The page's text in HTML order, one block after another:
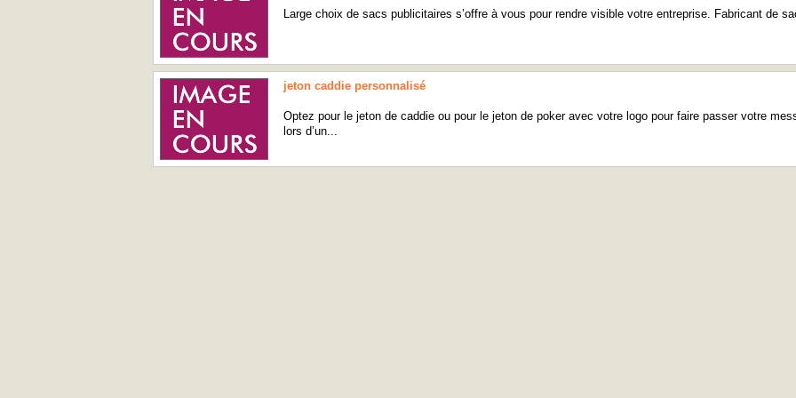
Large choix de sacs publicitaires s’offre à vous pour rendre visible votre entreprise. Fabricant de
jeton caddie personnalisé
Optez pour le jeton de caddie ou pour le jeton de poker avec votre logo pour faire passer votre
lors d’un...